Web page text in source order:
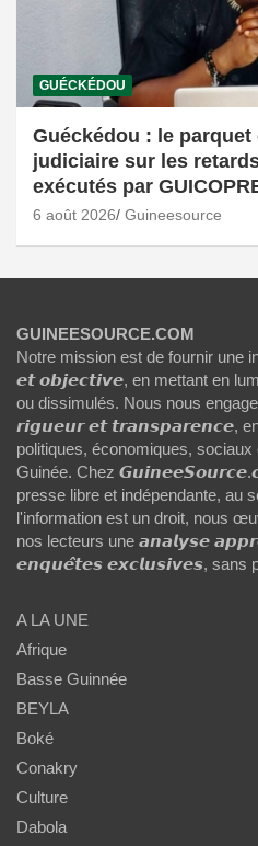
GUÉCKÉDOU
Guéckédou : le
judiciaire sur les
exécutés par
6 août 2026 Guineesource
GUINEESOURCE.COM
Notre mission est de fournir une
𝙚𝙩 𝙤𝙗𝙟𝙚𝙘𝙩𝙞𝙫𝙚, en mettant en
ou dissimulés. Nous nous
𝙧𝙞𝙜𝙪𝙚𝙪𝙧 𝙚𝙩 𝙩𝙧𝙖𝙣𝙨𝙥𝙖𝙧𝙚𝙣𝙘𝙚,
politiques, économiques,
Guinée. Chez
presse libre et indépendante, au
l'information est un droit, nous
nos lecteurs une 𝙖𝙣𝙖𝙡𝙮𝙨𝙚
𝙚𝙣𝙦𝙪𝙚̂𝙩𝙚𝙨 𝙚𝙭𝙘𝙡𝙪𝙨𝙞𝙫𝙚𝙨, sans
A LA UNE
Afrique
Basse Guinnée
BEYLA
Boké
Conakry
Culture
Dabola